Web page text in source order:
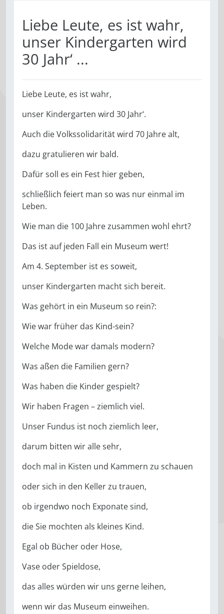
Liebe Leute, es ist wahr,
unser Kindergarten wird
30 Jahr‘ ...
Liebe Leute, es ist wahr,
unser Kindergarten wird 30 Jahr‘.
Auch die Volkssolidarität wird 70 Jahre alt,
dazu gratulieren wir bald.
Dafür soll es ein Fest hier geben,
schließlich feiert man so was nur einmal im
Leben.
Wie man die 100 Jahre zusammen wohl ehrt?
Das ist auf jeden Fall ein Museum wert!
Am 4. September ist es soweit,
unser Kindergarten macht sich bereit.
Was gehört in ein Museum so rein?:
Wie war früher das Kind-sein?
Welche Mode war damals modern?
Was aßen die Familien gern?
Was haben die Kinder gespielt?
Wir haben Fragen – ziemlich viel.
Unser Fundus ist noch ziemlich leer,
darum bitten wir alle sehr,
doch mal in Kisten und Kammern zu schauen
oder sich in den Keller zu trauen,
ob irgendwo noch Exponate sind,
die Sie mochten als kleines Kind.
Egal ob Bücher oder Hose,
Vase oder Spieldose,
das alles würden wir uns gerne leihen,
wenn wir das Museum einweihen.